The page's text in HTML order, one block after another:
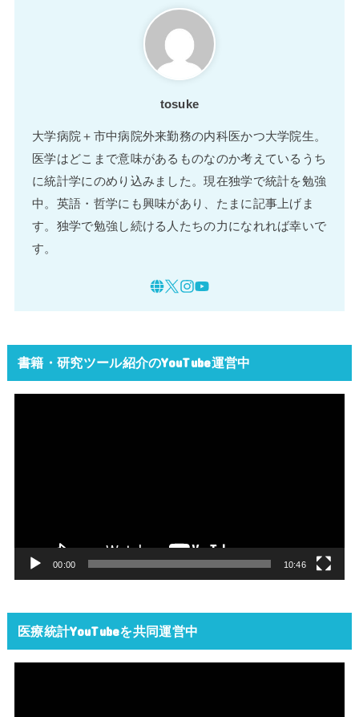
tosuke
大学病院＋市中病院外来勤務の内科医かつ大学院生。
医学はどこまで意味があるものなのか考えているうち
に統計学にのめり込みました。現在独学で統計を勉強
中。英語・哲学にも興味があり、たまに記事上げま
す。独学で勉強し続ける人たちの力になれれば幸いで
す。
書籍・研究ツール紹介のYouTube運営中
00:00 10:46
医療統計YouTubeを共同運営中